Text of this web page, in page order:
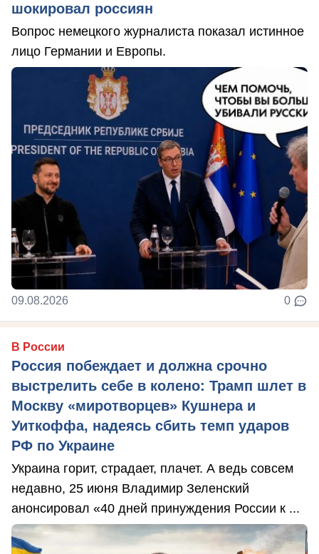
шокировал россиян
Вопрос немецкого журналиста показал истинное
лицо Германии и Европы.
09.08.2026 0
В России
Россия побеждает и должна срочно
выстрелить себе в колено: Трамп шлет в
Москву «миротворцев» Кушнера и
Уиткоффа, надеясь сбить темп ударов
РФ по Украине
Украина горит, страдает, плачет. А ведь совсем
недавно, 25 июня Владимир Зеленский
анонсировал «40 дней принуждения России к ...